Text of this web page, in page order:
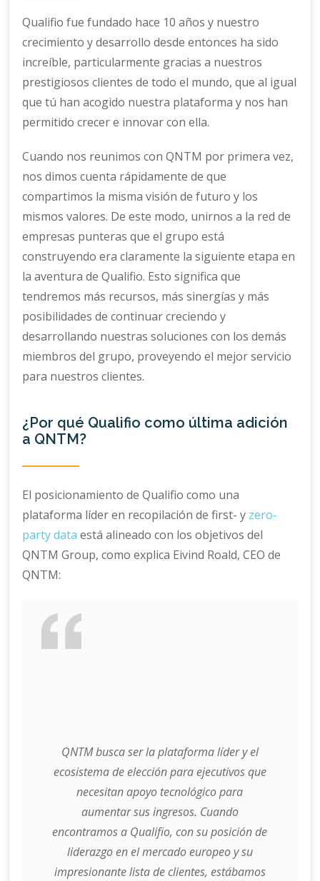
Qualifio fue fundado hace 10 años y nuestro
crecimiento y desarrollo desde entonces ha sido
increíble, particularmente gracias a nuestros
prestigiosos clientes de todo el mundo, que al igual
que tú han acogido nuestra plataforma y nos han
permitido crecer e innovar con ella.
Cuando nos reunimos con QNTM por primera vez,
nos dimos cuenta rápidamente de que
compartimos la misma visión de futuro y los
mismos valores. De este modo, unirnos a la red de
empresas punteras que el grupo está
construyendo era claramente la siguiente etapa en
la aventura de Qualifio. Esto significa que
tendremos más recursos, más sinergías y más
posibilidades de continuar creciendo y
desarrollando nuestras soluciones con los demás
miembros del grupo, proveyendo el mejor servicio
para nuestros clientes.
¿Por qué Qualifio como última adición
a QNTM?
El posicionamiento de Qualifio como una
plataforma líder en recopilación de first- y zero-
party data está alineado con los objetivos del
QNTM Group, como explica Eivind Roald, CEO de
QNTM:
QNTM busca ser la plataforma líder y el
ecosistema de elección para ejecutivos que
necesitan apoyo tecnológico para
aumentar sus ingresos. Cuando
encontramos a Qualifio, con su posición de
liderazgo en el mercado europeo y su
impresionante lista de clientes, estábamos